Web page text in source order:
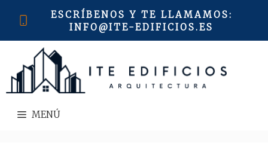
ESCRÍBENOS Y TE LLAMAMOS:
INFO@ITE-EDIFICIOS.ES
MENÚ